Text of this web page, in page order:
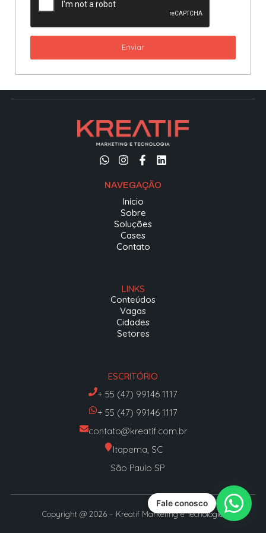
Enviar
NAVEGAÇÃO
Início
Sobre
Soluções
Cases
Contato
LINKS
Conteúdos
Vagas
Cidades
Setores
ESCRITÓRIO
+ 55 (47) 99146 1117
+ 55 (47) 99146 1117
contato@kreatif.com.br
Itapema, SC
São Paulo SP
Copyright @ 2026 – Kreatif Marketing e Tecnologia
Fale conosco